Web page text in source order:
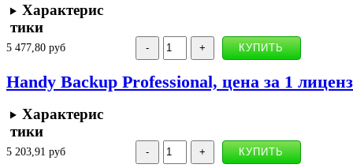
Характерис
тики
5 477,80 руб
Handy Backup Professional, цена за 1
Характерис
тики
5 203,91 руб